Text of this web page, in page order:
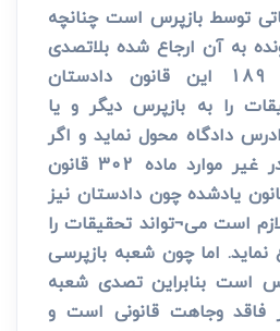
توسط بازپرس است چنانچه
به آن ارجاع شده بلاتصدی
باشد براساس ماده 189 این قانون دادستان
را به بازپرس دیگر و یا
دادگاه محول نماید و اگر
بازپرس دیگر نباشد در غیر موارد ماده 302 قانون
طبق ماده 92 قانون یادشده چون دادستان نیز
است می¬تواند تحقیقات را
نماید. اما چون شعبه بازپرسی
است بنابراین تصدی شعبه
فاقد وجاهت قانونی است و